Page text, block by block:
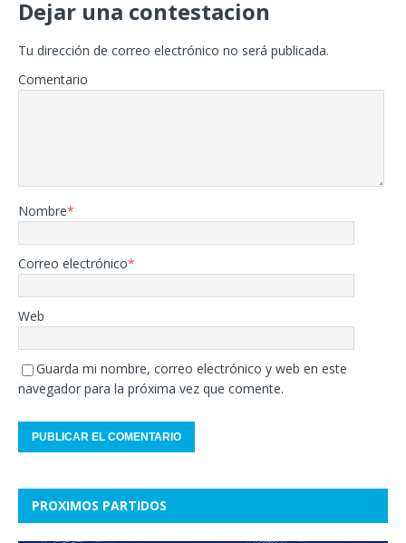
Dejar una contestacion
Tu dirección de correo electrónico no será publicada.
Comentario
Nombre*
Correo electrónico*
Web
Guarda mi nombre, correo electrónico y web en este
navegador para la próxima vez que comente.
PROXIMOS PARTIDOS